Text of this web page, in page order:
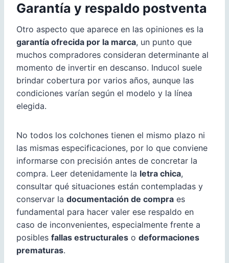
Garantía y respaldo postventa
Otro aspecto que aparece en las opiniones es la
garantía ofrecida por la marca, un punto que
muchos compradores consideran determinante al
momento de invertir en descanso. Inducol suele
brindar cobertura por varios años, aunque las
condiciones varían según el modelo y la línea
elegida.
No todos los colchones tienen el mismo plazo ni
las mismas especificaciones, por lo que conviene
informarse con precisión antes de concretar la
compra. Leer detenidamente la letra chica,
consultar qué situaciones están contempladas y
conservar la documentación de compra es
fundamental para hacer valer ese respaldo en
caso de inconvenientes, especialmente frente a
posibles fallas estructurales o deformaciones
prematuras.